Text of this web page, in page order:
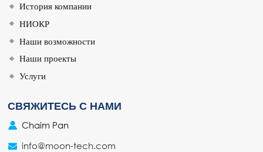
История компании
НИОКР
Наши возможности
Наши проекты
Услуги
СВЯЖИТЕСЬ С НАМИ
Chaim Pan
info@moon-tech.com